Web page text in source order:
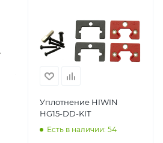
Уплотнение HIWIN
HG15-DD-KIT
Есть в наличии: 54